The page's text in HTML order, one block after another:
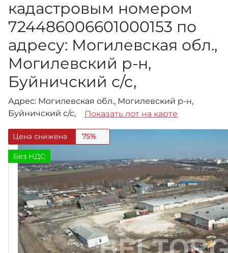
кадастровым номером
724486006601000153 по
адресу: Могилевская обл.,
Могилевский р-н,
Буйничский с/с,
Адрес: Могилевская обл., Могилевский р-н,
Буйничский с/с,
Показать лот на карте
Цена снижена 75%
Без НДС